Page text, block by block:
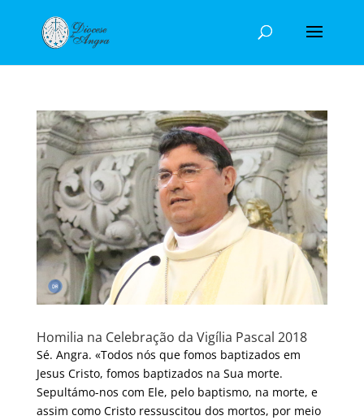
Homilia na Celebração da Vigília Pascal 2018
Sé. Angra. «Todos nós que fomos baptizados em
Jesus Cristo, fomos baptizados na Sua morte.
Sepultámo-nos com Ele, pelo baptismo, na morte, e
assim como Cristo ressuscitou dos mortos, por meio